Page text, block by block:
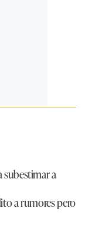
subestimar a
a rumores pero